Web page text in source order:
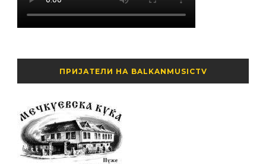
ПРИЈАТЕЛИ НА BALKANMUSICTV